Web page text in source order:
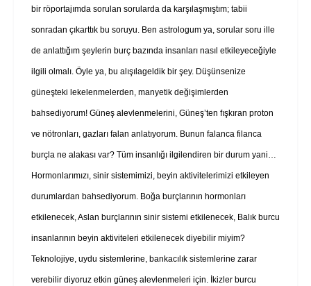
bir röportajımda sorulan sorularda da karşılaşmıştım; tabii
sonradan çıkarttık bu soruyu. Ben astrologum ya, sorular soru ille
de anlattığım şeylerin burç bazında insanları nasıl etkileyeceğiyle
ilgili olmalı. Öyle ya, bu alışılageldik bir şey. Düşünsenize
güneşteki lekelenmelerden, manyetik değişimlerden
bahsediyorum! Güneş alevlenmelerini, Güneş’ten fışkıran proton
ve nötronları, gazları falan anlatıyorum. Bunun falanca filanca
burçla ne alakası var? Tüm insanlığı ilgilendiren bir durum yani…
Hormonlarımızı, sinir sistemimizi, beyin aktivitelerimizi etkileyen
durumlardan bahsediyorum. Boğa burçlarının hormonları
etkilenecek, Aslan burçlarının sinir sistemi etkilenecek, Balık burcu
insanlarının beyin aktiviteleri etkilenecek diyebilir miyim?
Teknolojiye, uydu sistemlerine, bankacılık sistemlerine zarar
verebilir diyoruz etkin güneş alevlenmeleri için. İkizler burcu